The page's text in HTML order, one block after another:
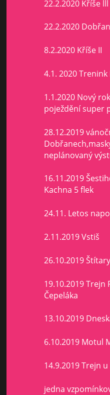
22.2.2020 Kříše lll
22.2.2020
8.2.2020 Kříše II
4.1. 2020 Trenink
1.1.2020 Nový
poježdění super
28.12.2019
neplánovaný
16.11.2019
Kachna 5 flek
24.11. Letos
2.11.2019 Vstiš
26.10.2019
19.10.2019 Trejn
Čepeláka
13.10.2019
6.10.2019 Motul
14.9.2019 Trejn
jedna